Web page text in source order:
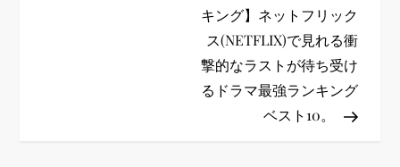
キング】ネットフリック
ス(NETFLIX)で見れる衝
撃的なラストが待ち受け
るドラマ最強ランキング
ベスト10。